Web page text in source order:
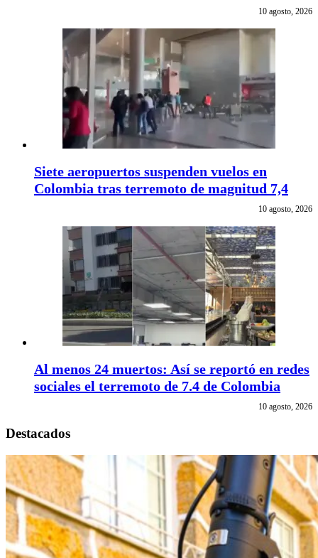
10 agosto, 2026
Siete aeropuertos suspenden vuelos en
Colombia tras terremoto de magnitud 7,4
10 agosto, 2026
Al menos 24 muertos: Así se reportó en redes
sociales el terremoto de 7.4 de Colombia
10 agosto, 2026
Destacados